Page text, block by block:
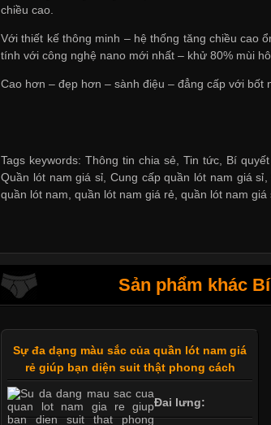
chiều cao.
Với thiết kế thông minh – hệ thống tăng chiều cao
tính với công nghệ nano mới nhất – khử 80% mùi
Cao hơn – đẹp hơn – sành điệu – đẳng cấp với bốt
Tags keywords: Thông tin chia sẻ, Tin tức, Bí
Quần lót nam giá sỉ Cung cấp quần lót nam giá sỉ ,
quần lót nam ,quần lót nam giá rẻ ,quần lót nam giá
Sản phẩm khác
Sự đa dạng màu sắc của quần lót nam giá
rẻ giúp bạn diện suit thật phong cách
Đai lưng: